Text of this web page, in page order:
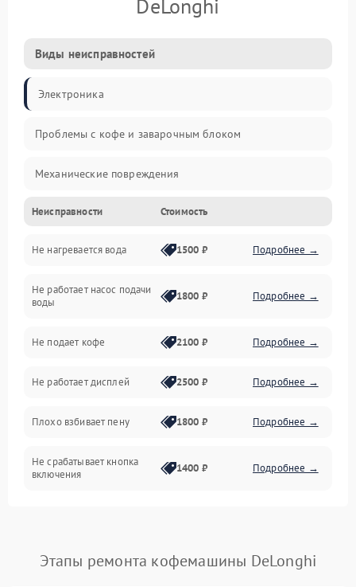
DeLonghi
Виды неисправностей
Электроника
Проблемы с кофе и заварочным блоком
Механические повреждения
Прочие неисправности
Включение и работа
Проблемы с водой
Проблемы с капучинатором и паром
Управление и электроника
Программное обеспечение
Неисправности Стоимость
Не нагревается вода 1500 ₽ Подробнее →
Не работает насос подачи
воды
1800 ₽ Подробнее →
Не подает кофе 2100 ₽ Подробнее →
Не работает дисплей 2500 ₽ Подробнее →
Плохо взбивает пену 1800 ₽ Подробнее →
Не срабатывает кнопка
включения
1400 ₽ Подробнее →
Постоянные сбои в работе Подробнее →
Этапы ремонта кофемашины DeLonghi